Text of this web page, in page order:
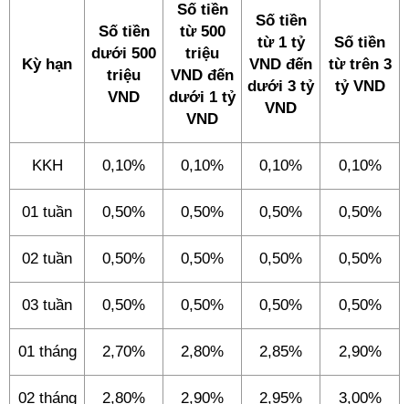
Kỳ hạn
Số tiền
dưới 500
triệu
VND
Số tiền
từ 500
triệu
VND đến
dưới 1 tỷ
VND
Số tiền
từ 1 tỷ
VND đến
dưới 3 tỷ
VND
Số tiền
từ trên 3
tỷ VND
KKH 0,10% 0,10% 0,10% 0,10%
01 tuần 0,50% 0,50% 0,50% 0,50%
02 tuần 0,50% 0,50% 0,50% 0,50%
03 tuần 0,50% 0,50% 0,50% 0,50%
01 tháng 2,70% 2,80% 2,85% 2,90%
02 tháng 2,80% 2,90% 2,95% 3,00%